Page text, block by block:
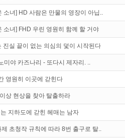
소녀] HD 사람은 만물의 영장이 아닙..
소녀] FHD 우린 영원히 함께 할 거야
진실 끝이 없는 의심의 덫이 시작된다
미야 카즈나리 - 또다시 제자리. ..
영원히 이곳에 갇힌다
상 현상을 찾아 탈출하라
지하도에 갇힌 헤매는 남자
초청작 규칙에 따라 8번 출구로 탈..